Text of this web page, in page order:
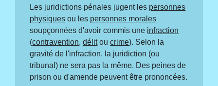
Les juridictions pénales jugent les personnes
physiques ou les personnes morales
soupçonnées d'avoir commis une infraction
(contravention,délitoucrime). Selon la
gravité de l'infraction, la juridiction (ou
tribunal) ne sera pas la même. Des peines de
prison ou d'amende peuvent être prononcées.